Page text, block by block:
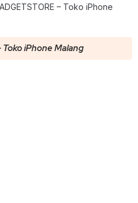
– Toko iPhone
Toko iPhone Malang